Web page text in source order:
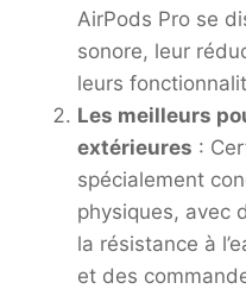
AirPods Pro se
sonore, leur
leurs
Les meilleurs
extérieures :
spécialement
physiques, avec
la résistance à
et des